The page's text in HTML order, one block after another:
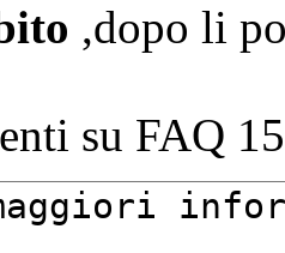
,dopo li
su FAQ